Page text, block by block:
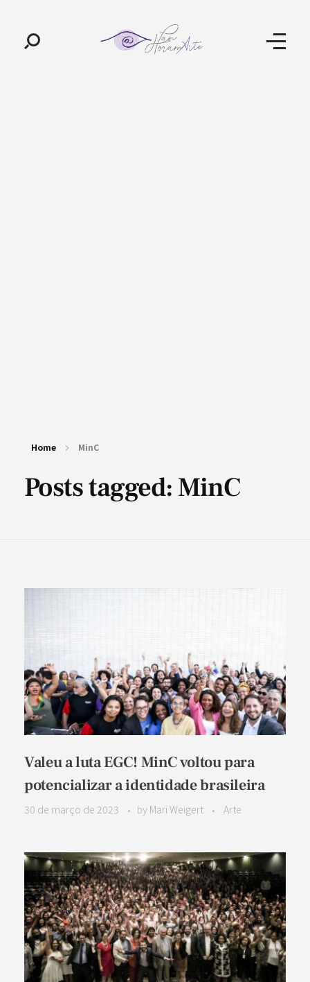
Home MinC
Posts tagged: MinC
Valeu a luta EGC! MinC voltou para
potencializar a identidade brasileira
30 de março de 2023 by Mari Weigert Arte